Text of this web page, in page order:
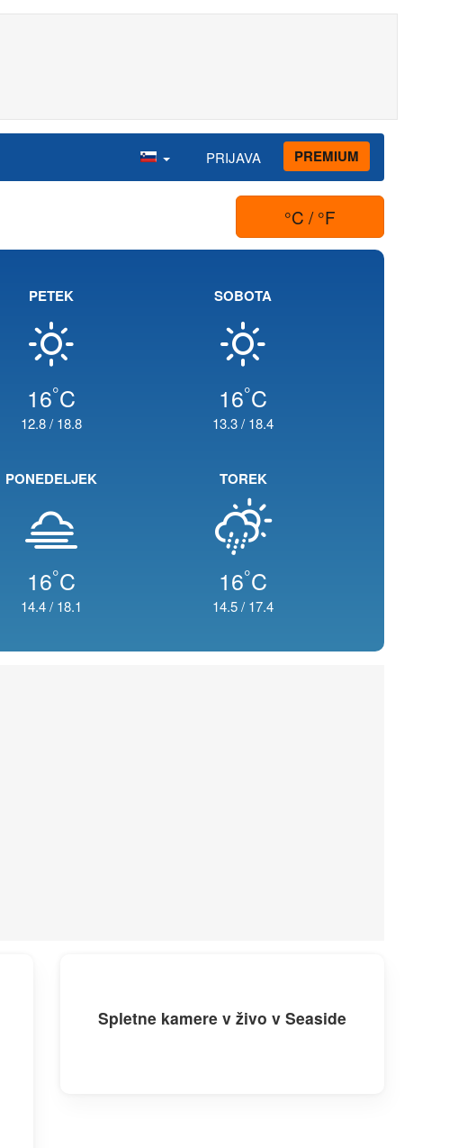
PRIJAVA PREMIUM
°C / °F
PETEK
16°C
12.8/ 18.8
SOBOTA
16°C
13.3/ 18.4
PONEDELJEK
16°C
14.4/ 18.1
TOREK
16°C
14.5/ 17.4
Spletne kamere v živo v Seaside